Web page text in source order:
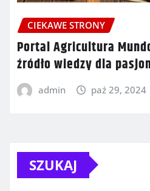
CIEKAWE STRONY
Portal Agricultura
źródło wiedzy dla
admin paź 29, 2024
SZUKAJ